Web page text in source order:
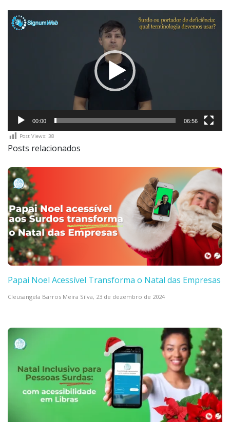
Tocador
de
00:00 06:56
Post Views: 38
Posts relacionados
Papai Noel Acessível Transforma o Natal das Empresas
Cleusangela Barros Meira Silva, 23 de dezembro de 2024